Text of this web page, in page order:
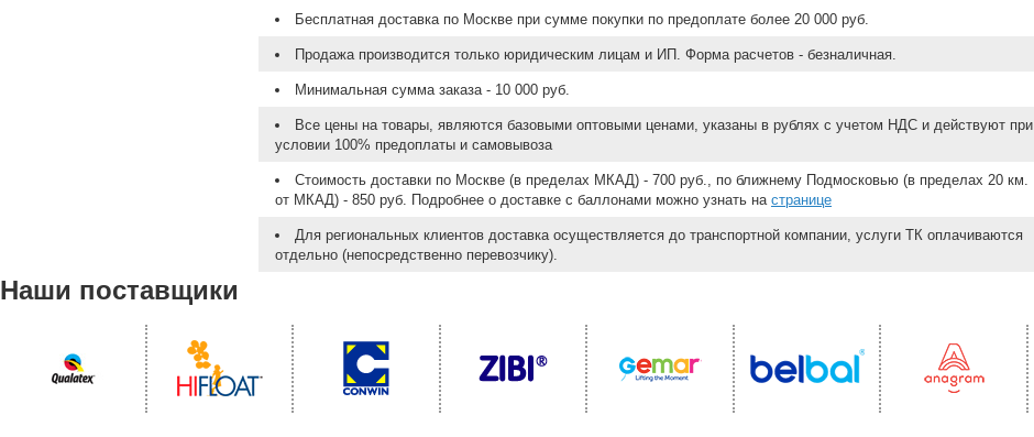
Бесплатная доставка по Москве при сумме покупки по предоплате более 20 000 руб.
Продажа производится только юридическим лицам и ИП. Форма расчетов - безналичная.
Минимальная сумма заказа - 10 000 руб.
Все цены на товары, являются базовыми оптовыми ценами, указаны в рублях с учетом НДС и действуют при
условии 100% предоплаты и самовывоза
Стоимость доставки по Москве (в пределах МКАД) - 700 руб., по ближнему Подмосковью (в пределах 20 км.
от МКАД) - 850 руб. Подробнее о доставке с баллонами можно узнать на странице
Для региональных клиентов доставка осуществляется до транспортной компании, услуги ТК оплачиваются
отдельно (непосредственно перевозчику).
Наши поставщики